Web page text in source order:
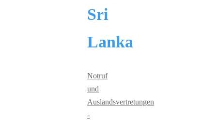
Sri
Lanka
Notruf
und
Auslandsvertretungen
-